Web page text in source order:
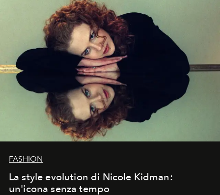
FASHION
La style evolution di Nicole Kidman:
un'icona senza tempo